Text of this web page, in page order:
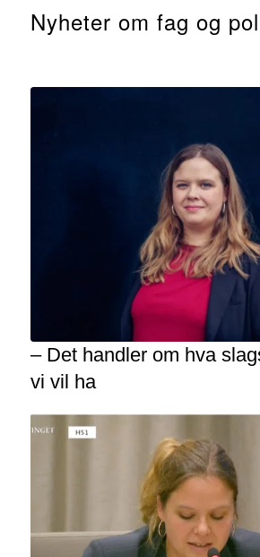
Nyheter om fag og
– Det handler om hva
vi vil ha